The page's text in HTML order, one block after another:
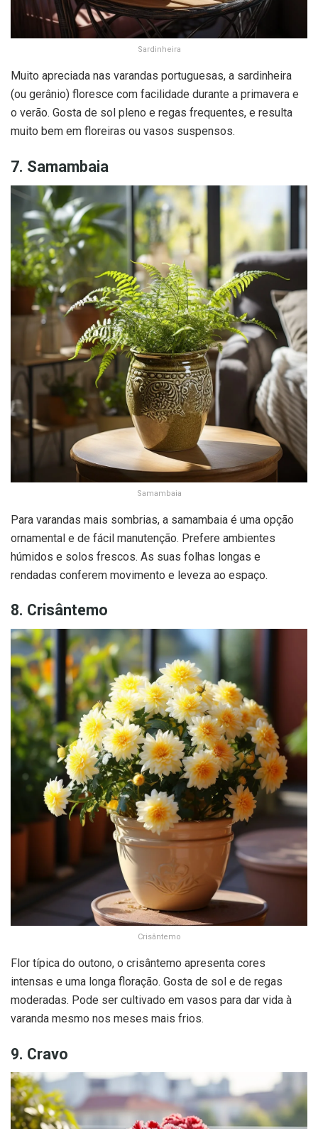
Sardinheira
Muito apreciada nas varandas portuguesas, a sardinheira
(ou gerânio) floresce com facilidade durante a primavera e
o verão. Gosta de sol pleno e regas frequentes, e resulta
muito bem em floreiras ou vasos suspensos.
7. Samambaia
Samambaia
Para varandas mais sombrias, a samambaia é uma opção
ornamental e de fácil manutenção. Prefere ambientes
húmidos e solos frescos. As suas folhas longas e
rendadas conferem movimento e leveza ao espaço.
8. Crisântemo
Crisântemo
Flor típica do outono, o crisântemo apresenta cores
intensas e uma longa floração. Gosta de sol e de regas
moderadas. Pode ser cultivado em vasos para dar vida à
varanda mesmo nos meses mais frios.
9. Cravo